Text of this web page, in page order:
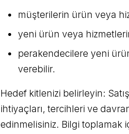
müşterilerin ürün veya
yeni ürün veya
perakendecilere yeni
verebilir.
Hedef kitlenizi belirleyin:
ihtiyaçları, tercihleri ve
edinmelisiniz. Bilgi toplamak